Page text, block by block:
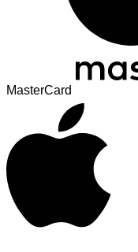
MasterCard